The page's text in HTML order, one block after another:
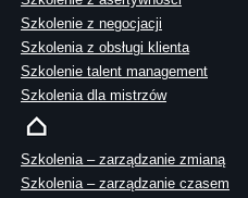
Szkolenie z negocjacji
Szkolenia z obsługi klienta
Szkolenie talent management
Szkolenia dla mistrzów
Szkolenia – zarządzanie zmianą
Szkolenia – zarządzanie czasem